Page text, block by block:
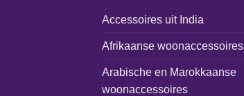
Accessoires uit India
Afrikaanse woonaccessoires
Arabische en Marokkaanse
woonaccessoires